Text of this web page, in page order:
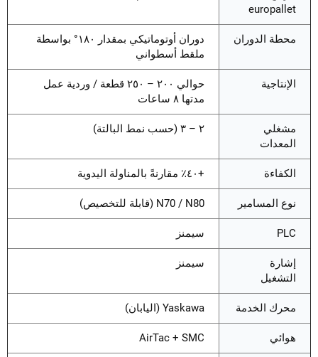
europallet
محطة الدوران
دوران أوتوماتيكي بمقدار ١٨٠° بواسطة
ملقط أسطواني
الإنتاجية
حوالي ٢٠٠ – ٢٥٠ قطعة / وردية عمل
مدتها ٨ ساعات
مشغلي
المعدات
الكفاءة
نوع المسامير N70 / N80 (قابلة للتخصيص)
سيمنز
إشارة
التشغيل
سيمنز
محرك الخدمة Yaskawa (اليابان)
هوائي AirTac + SMC